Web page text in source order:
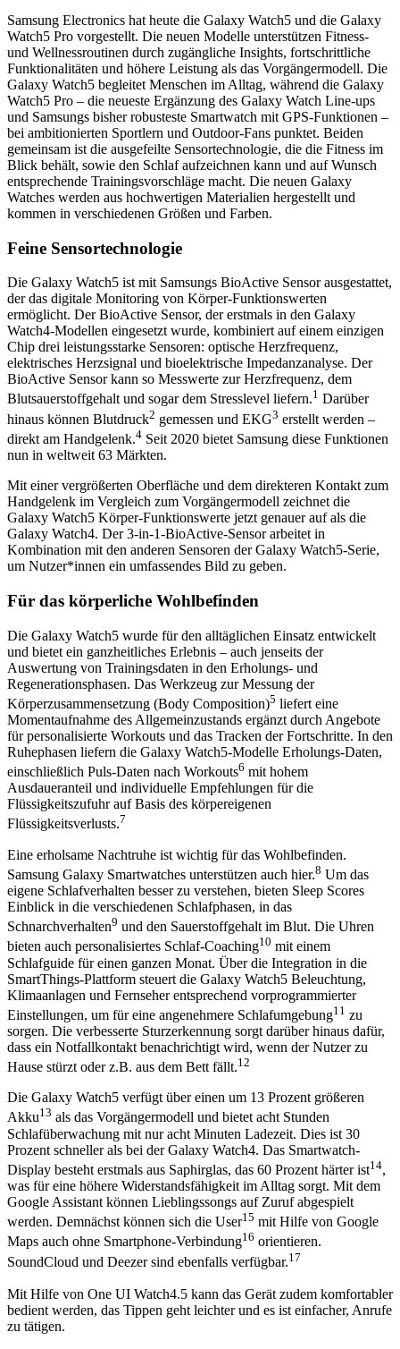
Samsung Electronics hat heute die Galaxy Watch5 und die Galaxy
Watch5 Pro vorgestellt. Die neuen Modelle unterstützen Fitness-
und Wellnessroutinen durch zugängliche Insights, fortschrittliche
Funktionalitäten und höhere Leistung als das Vorgängermodell. Die
Galaxy Watch5 begleitet Menschen im Alltag, während die Galaxy
Watch5 Pro – die neueste Ergänzung des Galaxy Watch Line-ups
und Samsungs bisher robusteste Smartwatch mit GPS-Funktionen –
bei ambitionierten Sportlern und Outdoor-Fans punktet. Beiden
gemeinsam ist die ausgefeilte Sensortechnologie, die die Fitness im
Blick behält, sowie den Schlaf aufzeichnen kann und auf Wunsch
entsprechende Trainingsvorschläge macht. Die neuen Galaxy
Watches werden aus hochwertigen Materialien hergestellt und
kommen in verschiedenen Größen und Farben.
Feine Sensortechnologie
Die Galaxy Watch5 ist mit Samsungs BioActive Sensor ausgestattet,
der das digitale Monitoring von Körper-Funktionswerten
ermöglicht. Der BioActive Sensor, der erstmals in den Galaxy
Watch4-Modellen eingesetzt wurde, kombiniert auf einem einzigen
Chip drei leistungsstarke Sensoren: optische Herzfrequenz,
elektrisches Herzsignal und bioelektrische Impedanzanalyse. Der
BioActive Sensor kann so Messwerte zur Herzfrequenz, dem
Blutsauerstoffgehalt und sogar dem Stresslevel liefern.1 Darüber
hinaus können Blutdruck2 gemessen und EKG3 erstellt werden –
direkt am Handgelenk.4 Seit 2020 bietet Samsung diese Funktionen
nun in weltweit 63 Märkten.
Mit einer vergrößerten Oberfläche und dem direkteren Kontakt zum
Handgelenk im Vergleich zum Vorgängermodell zeichnet die
Galaxy Watch5 Körper-Funktionswerte jetzt genauer auf als die
Galaxy Watch4. Der 3-in-1-BioActive-Sensor arbeitet in
Kombination mit den anderen Sensoren der Galaxy Watch5-Serie,
um Nutzer*innen ein umfassendes Bild zu geben.
Für das körperliche Wohlbefinden
Die Galaxy Watch5 wurde für den alltäglichen Einsatz entwickelt
und bietet ein ganzheitliches Erlebnis – auch jenseits der
Auswertung von Trainingsdaten in den Erholungs- und
Regenerationsphasen. Das Werkzeug zur Messung der
Körperzusammensetzung (Body Composition)5 liefert eine
Momentaufnahme des Allgemeinzustands ergänzt durch Angebote
für personalisierte Workouts und das Tracken der Fortschritte. In den
Ruhephasen liefern die Galaxy Watch5-Modelle Erholungs-Daten,
einschließlich Puls-Daten nach Workouts6 mit hohem
Ausdaueranteil und individuelle Empfehlungen für die
Flüssigkeitszufuhr auf Basis des körpereigenen
Flüssigkeitsverlusts.7
Eine erholsame Nachtruhe ist wichtig für das Wohlbefinden.
Samsung Galaxy Smartwatches unterstützen auch hier.8 Um das
eigene Schlafverhalten besser zu verstehen, bieten Sleep Scores
Einblick in die verschiedenen Schlafphasen, in das
Schnarchverhalten9 und den Sauerstoffgehalt im Blut. Die Uhren
bieten auch personalisiertes Schlaf-Coaching10 mit einem
Schlafguide für einen ganzen Monat. Über die Integration in die
SmartThings-Plattform steuert die Galaxy Watch5 Beleuchtung,
Klimaanlagen und Fernseher entsprechend vorprogrammierter
Einstellungen, um für eine angenehmere Schlafumgebung11 zu
sorgen. Die verbesserte Sturzerkennung sorgt darüber hinaus dafür,
dass ein Notfallkontakt benachrichtigt wird, wenn der Nutzer zu
Hause stürzt oder z.B. aus dem Bett fällt.12
Die Galaxy Watch5 verfügt über einen um 13 Prozent größeren
Akku13 als das Vorgängermodell und bietet acht Stunden
Schlafüberwachung mit nur acht Minuten Ladezeit. Dies ist 30
Prozent schneller als bei der Galaxy Watch4. Das Smartwatch-
Display besteht erstmals aus Saphirglas, das 60 Prozent härter ist14,
was für eine höhere Widerstandsfähigkeit im Alltag sorgt. Mit dem
Google Assistant können Lieblingssongs auf Zuruf abgespielt
werden. Demnächst können sich die User15 mit Hilfe von Google
Maps auch ohne Smartphone-Verbindung16 orientieren.
SoundCloud und Deezer sind ebenfalls verfügbar.17
Mit Hilfe von One UI Watch4.5 kann das Gerät zudem komfortabler
bedient werden, das Tippen geht leichter und es ist einfacher, Anrufe
zu tätigen.